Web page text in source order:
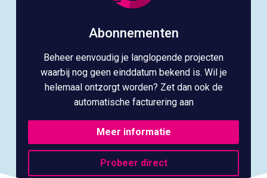
Abonnementen
Beheer eenvoudig je langlopende projecten
waarbij nog geen einddatum bekend is. Wil je
helemaal ontzorgt worden? Zet dan ook de
automatische facturering aan
Meer informatie
Probeer direct